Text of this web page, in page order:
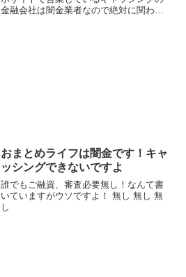
金融会社は闇金業者なので絶対に関わら
おまとめライフは闇金です！キャ
ッシングできないですよ
誰でもご融資、審査必要無し！なんて書
いていますがウソですよ！ 無し 無し 無
し